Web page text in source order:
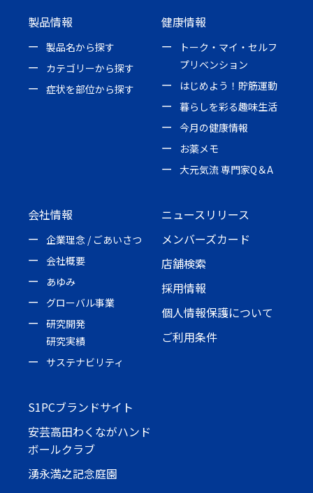
製品情報
製品名から探す
カテゴリーから探す
症状を部位から探す
健康情報
トーク・マイ・セルフ
プリベンション
はじめよう！貯筋運動
暮らしを彩る趣味生活
今月の健康情報
お薬メモ
大元気流 専門家Q＆A
会社情報
企業理念 / ごあいさつ
会社概要
あゆみ
グローバル事業
研究開発
研究実績
サステナビリティ
ニュースリリース
メンバーズカード
店舗検索
採用情報
個人情報保護について
ご利用条件
S1PCブランドサイト
安芸高田わくながハンド
ボールクラブ
湧永満之記念庭園